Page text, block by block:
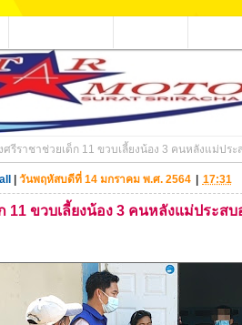
ศรีราชาช่วยเด็ก 11 ขวบเลี้ยงน้อง 3 คนหลังแม่ปร
วันพฤหัสบดีที่ 14 มกราคม พ.ศ. 2564 17:31
11 ขวบเลี้ยงน้อง 3 คนหลังแม่ประส